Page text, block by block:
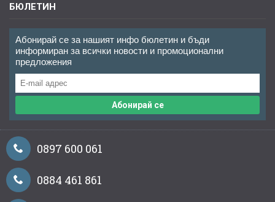
БЮЛЕТИН
Абонирай се за нашият инфо бюлетин и бъди
информиран за всички новости и промоционални
предложения
Абонирай се
0897 600 061
0884 461 861